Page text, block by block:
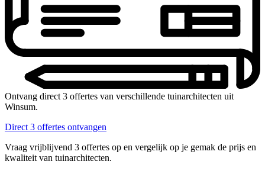
Ontvang direct 3 offertes van verschillende tuinarchitecten uit
Winsum.
Direct 3 offertes ontvangen
Vraag vrijblijvend 3 offertes op en vergelijk op je gemak de prijs en
kwaliteit van tuinarchitecten.